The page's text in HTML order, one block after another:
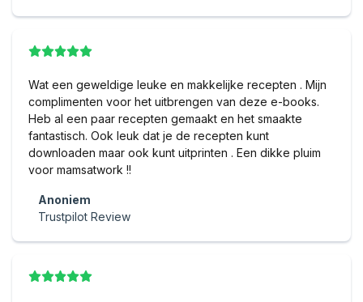
Wat een geweldige leuke en makkelijke recepten . Mijn
complimenten voor het uitbrengen van deze e-books.
Heb al een paar recepten gemaakt en het smaakte
fantastisch. Ook leuk dat je de recepten kunt
downloaden maar ook kunt uitprinten . Een dikke pluim
voor mamsatwork !!
Anoniem
Trustpilot Review